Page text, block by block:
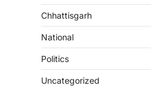
Chhattisgarh
National
Politics
Uncategorized
More Khabar
CHHATTISGARH